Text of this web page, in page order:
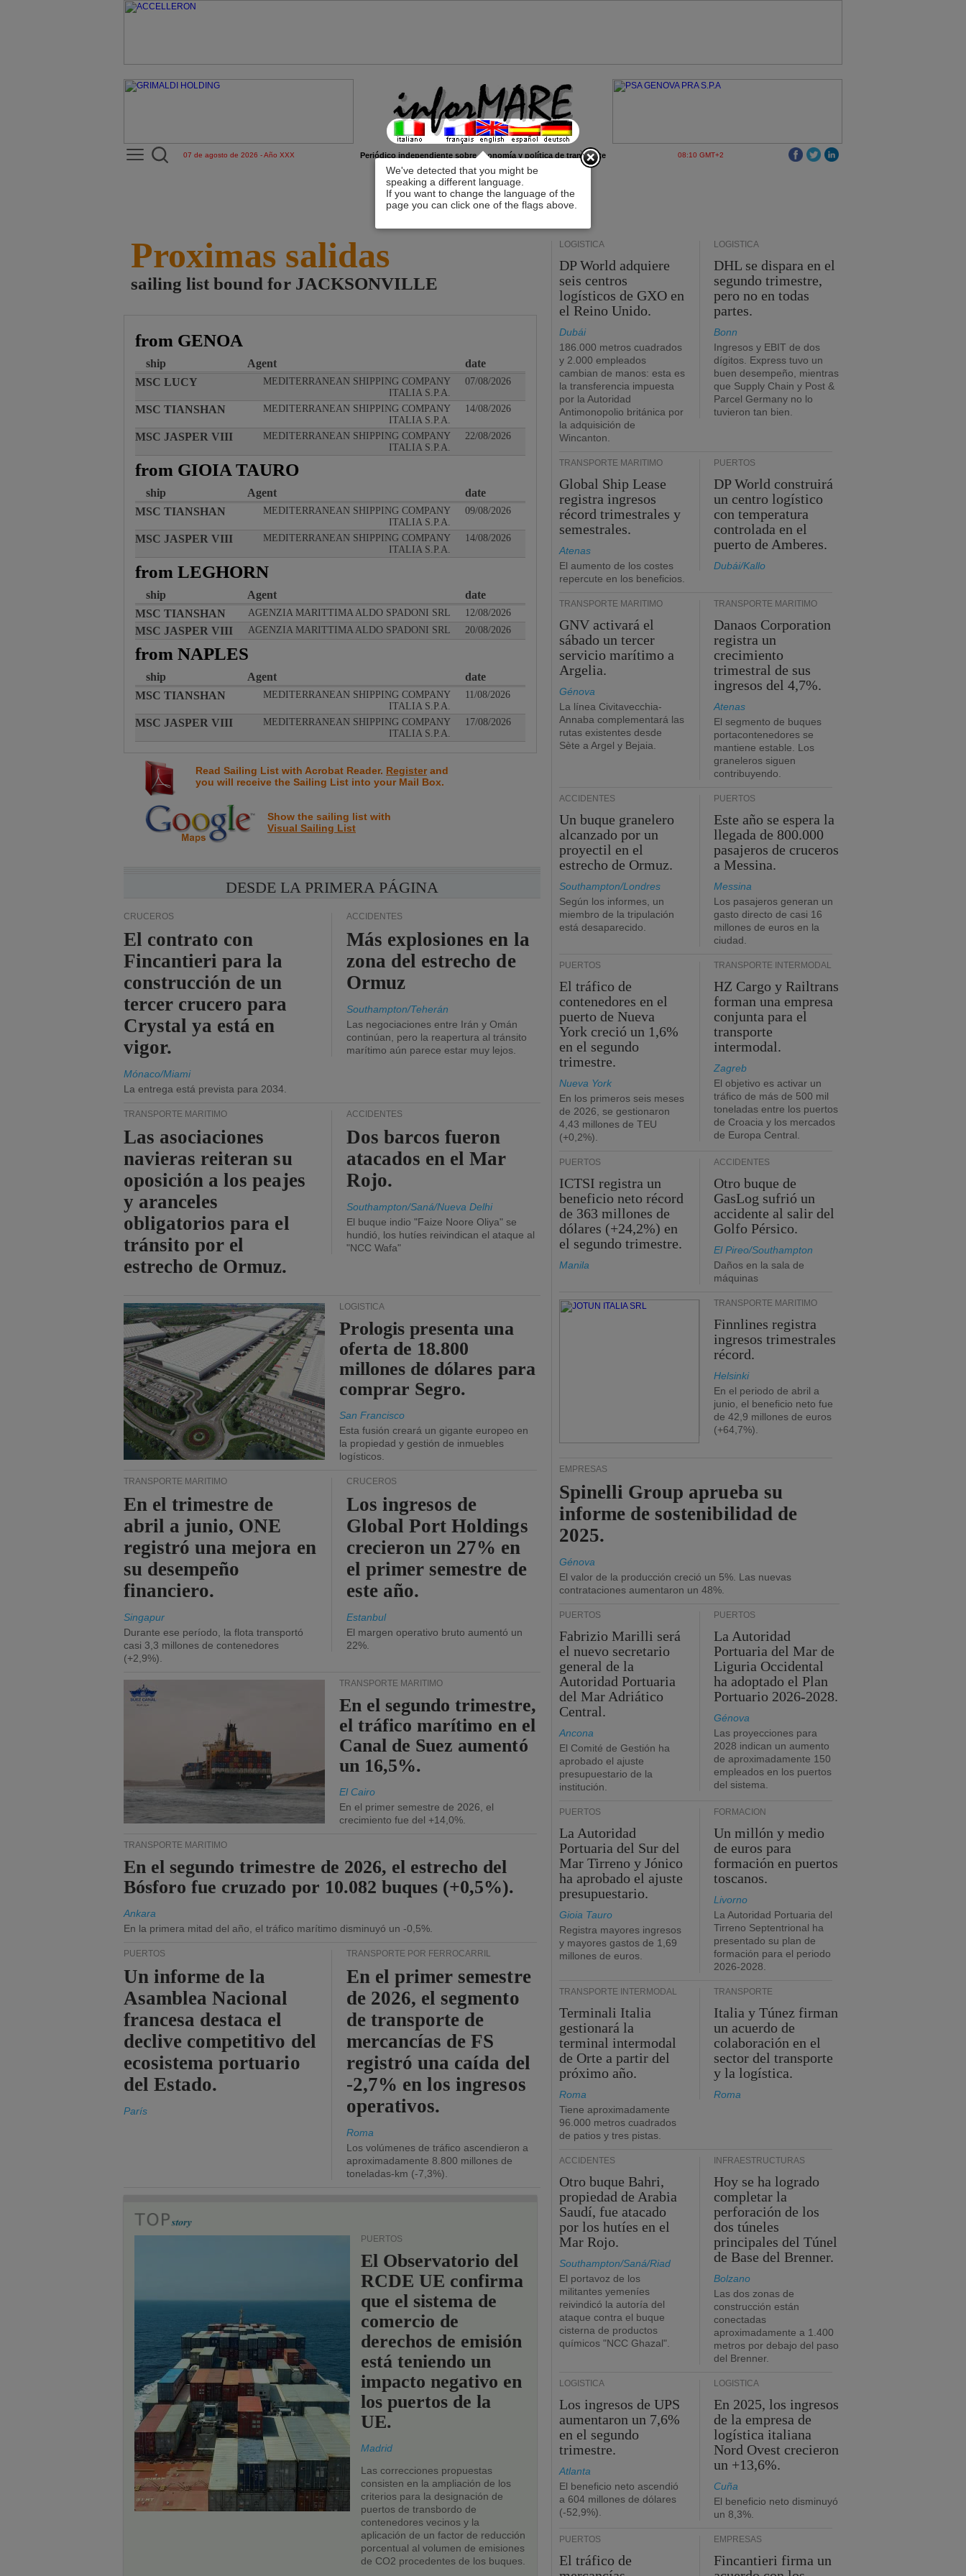
We've detected that you might be
speaking a different language.
If you want to change the language of the
page you can click one of the flags above.
x
07 de agosto de 2026 - Año XXX Periódico independiente sobre economía y política de transporte 08:10 GMT+2
Proximas salidas
sailing list bound for JACKSONVILLE
from GENOA
ship Agent
date
MSC LUCY
MEDITERRANEAN SHIPPING COMPANY
ITALIA S.P.A.
07/08/2026
MSC TIANSHAN
MEDITERRANEAN SHIPPING COMPANY
ITALIA S.P.A.
14/08/2026
MSC JASPER VIII
MEDITERRANEAN SHIPPING COMPANY
ITALIA S.P.A.
22/08/2026
from GIOIA TAURO
ship Agent
date
MSC TIANSHAN
MEDITERRANEAN SHIPPING COMPANY
ITALIA S.P.A.
09/08/2026
MSC JASPER VIII
MEDITERRANEAN SHIPPING COMPANY
ITALIA S.P.A.
14/08/2026
from LEGHORN
ship Agent
date
MSC TIANSHAN
AGENZIA MARITTIMA ALDO SPADONI SRL 12/08/2026
MSC JASPER VIII AGENZIA MARITTIMA ALDO SPADONI SRL 20/08/2026
from NAPLES
ship Agent
date
MSC TIANSHAN
MEDITERRANEAN SHIPPING COMPANY
ITALIA S.P.A.
11/08/2026
MSC JASPER VIII
MEDITERRANEAN SHIPPING COMPANY
ITALIA S.P.A.
17/08/2026
Read Sailing List with Acrobat Reader. Registerand
you will receive the Sailing List into your Mail Box.
Show the sailing list with
Visual Sailing List
DESDE LA PRIMERA PÁGINA
CRUCEROS
El contrato con
Fincantieri para la
construcción de un
tercer crucero para
Crystal ya está en
vigor.
Mónaco/Miami
La entrega está prevista para 2034.
ACCIDENTES
Más explosiones en la
zona del estrecho de
Ormuz
Southampton/Teherán
Las negociaciones entre Irán y Omán
continúan, pero la reapertura al tránsito
marítimo aún parece estar muy lejos.
TRANSPORTE MARÍTIMO
Las asociaciones
navieras reiteran su
oposición a los peajes
y aranceles
obligatorios para el
tránsito por el
estrecho de Ormuz.
ACCIDENTES
Dos barcos fueron
atacados en el Mar
Rojo.
Southampton/Saná/Nueva Delhi
El buque indio "Faize Noore Oliya" se
hundió, los hutíes reivindican el ataque al
"NCC Wafa"
LOGÍSTICA
Prologis presenta una
oferta de 18.800
millones de dólares para
comprar Segro.
San Francisco
Esta fusión creará un gigante europeo en
la propiedad y gestión de inmuebles
logísticos.
TRANSPORTE MARÍTIMO
En el trimestre de
abril a junio, ONE
registró una mejora en
su desempeño
financiero.
Singapur
Durante ese período, la flota transportó
casi 3,3 millones de contenedores
(+2,9%).
CRUCEROS
Los ingresos de
Global Port Holdings
crecieron un 27% en
el primer semestre de
este año.
Estanbul
El margen operativo bruto aumentó un
22%.
TRANSPORTE MARÍTIMO
En el segundo trimestre,
el tráfico marítimo en el
Canal de Suez aumentó
un 16,5%.
El Cairo
En el primer semestre de 2026, el
crecimiento fue del +14,0%.
TRANSPORTE MARÍTIMO
En el segundo trimestre de 2026, el estrecho del
Bósforo fue cruzado por 10.082 buques (+0,5%).
Ankara
En la primera mitad del año, el tráfico marítimo disminuyó un -0,5%.
PUERTOS
Un informe de la
Asamblea Nacional
francesa destaca el
declive competitivo del
ecosistema portuario
del Estado.
París
TRANSPORTE POR FERROCARRIL
En el primer semestre
de 2026, el segmento
de transporte de
mercancías de FS
registró una caída del
-2,7% en los ingresos
operativos.
Roma
Los volúmenes de tráfico ascendieron a
aproximadamente 8.800 millones de
toneladas-km (-7,3%).
PUERTOS
El Observatorio del
RCDE UE confirma
que el sistema de
comercio de
derechos de emisión
está teniendo un
impacto negativo en
los puertos de la
UE.
Madrid
Las correcciones propuestas
consisten en la ampliación de los
criterios para la designación de
puertos de transbordo de
contenedores vecinos y la
aplicación de un factor de reducción
porcentual al volumen de emisiones
de CO2 procedentes de los buques.
LOGÍSTICA
DP World adquiere
seis centros
logísticos de GXO en
el Reino Unido.
Dubái
186.000 metros cuadrados
y 2.000 empleados
cambian de manos: esta es
la transferencia impuesta
por la Autoridad
Antimonopolio británica por
la adquisición de
Wincanton.
LOGÍSTICA
DHL se dispara en el
segundo trimestre,
pero no en todas
partes.
Bonn
Ingresos y EBIT de dos
dígitos. Express tuvo un
buen desempeño, mientras
que Supply Chain y Post &
Parcel Germany no lo
tuvieron tan bien.
TRANSPORTE MARÍTIMO
Global Ship Lease
registra ingresos
récord trimestrales y
semestrales.
Atenas
El aumento de los costes
repercute en los beneficios.
PUERTOS
DP World construirá
un centro logístico
con temperatura
controlada en el
puerto de Amberes.
Dubái/Kallo
TRANSPORTE MARÍTIMO
GNV activará el
sábado un tercer
servicio marítimo a
Argelia.
Génova
La línea Civitavecchia-
Annaba complementará las
rutas existentes desde
Sète a Argel y Bejaia.
TRANSPORTE MARÍTIMO
Danaos Corporation
registra un
crecimiento
trimestral de sus
ingresos del 4,7%.
Atenas
El segmento de buques
portacontenedores se
mantiene estable. Los
graneleros siguen
contribuyendo.
ACCIDENTES
Un buque granelero
alcanzado por un
proyectil en el
estrecho de Ormuz.
Southampton/Londres
Según los informes, un
miembro de la tripulación
está desaparecido.
PUERTOS
Este año se espera la
llegada de 800.000
pasajeros de cruceros
a Messina.
Messina
Los pasajeros generan un
gasto directo de casi 16
millones de euros en la
ciudad.
PUERTOS
El tráfico de
contenedores en el
puerto de Nueva
York creció un 1,6%
en el segundo
trimestre.
Nueva York
En los primeros seis meses
de 2026, se gestionaron
4,43 millones de TEU
(+0,2%).
TRANSPORTE INTERMODAL
HZ Cargo y Railtrans
forman una empresa
conjunta para el
transporte
intermodal.
Zagreb
El objetivo es activar un
tráfico de más de 500 mil
toneladas entre los puertos
de Croacia y los mercados
de Europa Central.
PUERTOS
ICTSI registra un
beneficio neto récord
de 363 millones de
dólares (+24,2%) en
el segundo trimestre.
Manila
ACCIDENTES
Otro buque de
GasLog sufrió un
accidente al salir del
Golfo Pérsico.
El Pireo/Southampton
Daños en la sala de
máquinas
TRANSPORTE MARÍTIMO
Finnlines registra
ingresos trimestrales
récord.
Helsinki
En el periodo de abril a
junio, el beneficio neto fue
de 42,9 millones de euros
(+64,7%).
EMPRESAS
Spinelli Group aprueba su
informe de sostenibilidad de
2025.
Génova
El valor de la producción creció un 5%. Las nuevas
contrataciones aumentaron un 48%.
PUERTOS
Fabrizio Marilli será
el nuevo secretario
general de la
Autoridad Portuaria
del Mar Adriático
Central.
Ancona
El Comité de Gestión ha
aprobado el ajuste
presupuestario de la
institución.
PUERTOS
La Autoridad
Portuaria del Mar de
Liguria Occidental
ha adoptado el Plan
Portuario 2026-2028.
Génova
Las proyecciones para
2028 indican un aumento
de aproximadamente 150
empleados en los puertos
del sistema.
PUERTOS
La Autoridad
Portuaria del Sur del
Mar Tirreno y Jónico
ha aprobado el ajuste
presupuestario.
Gioia Tauro
Registra mayores ingresos
y mayores gastos de 1,69
millones de euros.
FORMACIÓN
Un millón y medio
de euros para
formación en puertos
toscanos.
Livorno
La Autoridad Portuaria del
Tirreno Septentrional ha
presentado su plan de
formación para el periodo
2026-2028.
TRANSPORTE INTERMODAL
Terminali Italia
gestionará la
terminal intermodal
de Orte a partir del
próximo año.
Roma
Tiene aproximadamente
96.000 metros cuadrados
de patios y tres pistas.
TRANSPORTE
Italia y Túnez firman
un acuerdo de
colaboración en el
sector del transporte
y la logística.
Roma
ACCIDENTES
Otro buque Bahri,
propiedad de Arabia
Saudí, fue atacado
por los hutíes en el
Mar Rojo.
Southampton/Saná/Riad
El portavoz de los
militantes yemeníes
reivindicó la autoría del
ataque contra el buque
cisterna de productos
químicos "NCC Ghazal".
INFRAESTRUCTURAS
Hoy se ha logrado
completar la
perforación de los
dos túneles
principales del Túnel
de Base del Brenner.
Bolzano
Las dos zonas de
construcción están
conectadas
aproximadamente a 1.400
metros por debajo del paso
del Brenner.
LOGÍSTICA
Los ingresos de UPS
aumentaron un 7,6%
en el segundo
trimestre.
Atlanta
El beneficio neto ascendió
a 604 millones de dólares
(-52,9%).
LOGÍSTICA
En 2025, los ingresos
de la empresa de
logística italiana
Nord Ovest crecieron
un +13,6%.
Cuña
El beneficio neto disminuyó
un 8,3%.
PUERTOS
El tráfico de
EMPRESAS
Fincantieri firma un